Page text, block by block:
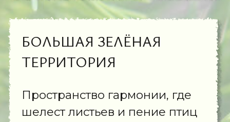
РАЗНООБРАЗНЫЕ
АКТИВНОСТИ
тюбах, пляж, сап-поло, прокат
спортивного инвентаря…